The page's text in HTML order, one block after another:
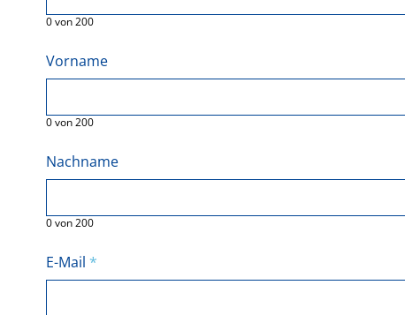
0von200
Vorname
0von200
Nachname
0von200
E-Mail *